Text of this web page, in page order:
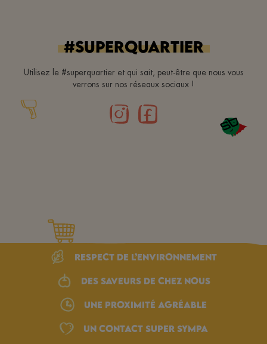
#superquartier
Utilisez le #superquartier et qui sait, peut-être que nous vous
verrons sur nos réseaux sociaux !
Respect de l’environnement
Des saveurs de chez nous
une proximité agréable
Un Contact Super Sympa